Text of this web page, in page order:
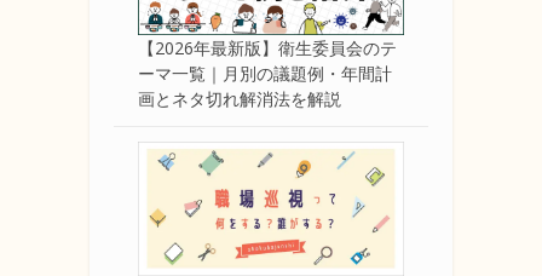
【2026年最新版】衛生委員会のテ
ーマ一覧｜月別の議題例・年間計
画とネタ切れ解消法を解説